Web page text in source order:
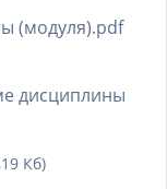
(модуля).pdf
дисциплины
Кб)